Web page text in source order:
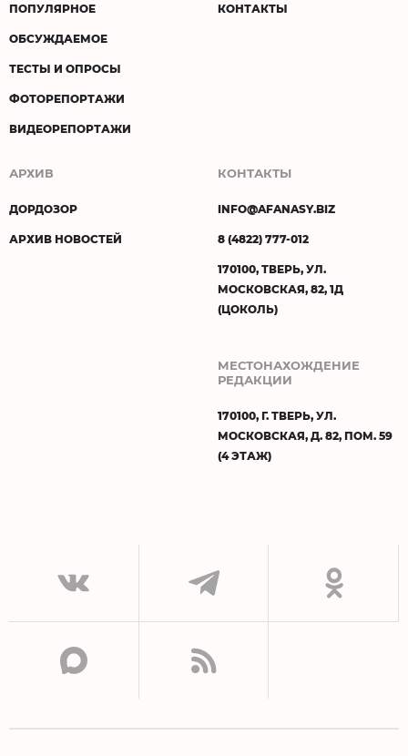
ПОПУЛЯРНОЕ
ОБСУЖДАЕМОЕ
ТЕСТЫ И ОПРОСЫ
ФОТОРЕПОРТАЖИ
ВИДЕОРЕПОРТАЖИ
КОНТАКТЫ
АРХИВ
ДОРДОЗОР
АРХИВ НОВОСТЕЙ
КОНТАКТЫ
INFO@AFANASY.BIZ
8 (4822) 777-012
170100, ТВЕРЬ, УЛ.
МОСКОВСКАЯ, 82, 1Д
(ЦОКОЛЬ)
МЕСТОНАХОЖДЕНИЕ
РЕДАКЦИИ
170100, Г. ТВЕРЬ, УЛ.
МОСКОВСКАЯ, Д. 82, ПОМ. 59
(4 ЭТАЖ)